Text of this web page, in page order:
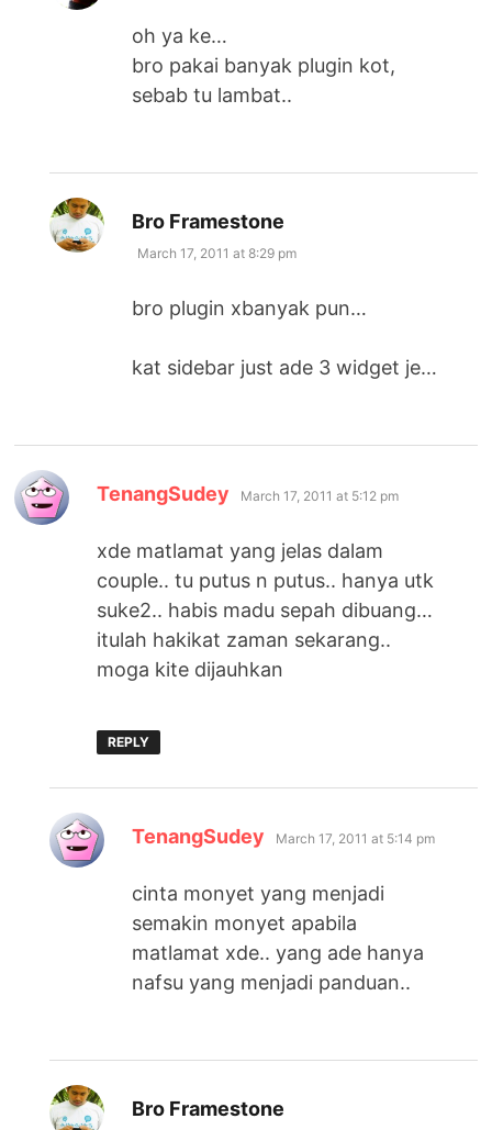
oh ya ke…
bro pakai banyak plugin kot,
sebab tu lambat..
Bro Framestone
March 17, 2011 at 8:29 pm
bro plugin xbanyak pun…
kat sidebar just ade 3 widget je…
TenangSudey says:
March 17, 2011 at 5:12 pm
xde matlamat yang jelas dalam
couple.. tu putus n putus.. hanya utk
suke2.. habis madu sepah dibuang…
itulah hakikat zaman sekarang..
moga kite dijauhkan
REPLY
TenangSudey says:
March 17, 2011 at 5:14 pm
cinta monyet yang menjadi
semakin monyet apabila
matlamat xde.. yang ade hanya
nafsu yang menjadi panduan..
Bro Framestone